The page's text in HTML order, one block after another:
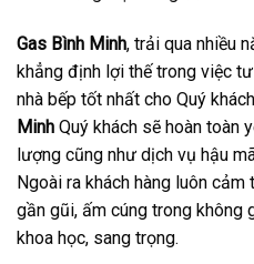
Gas Bình Minh, trải qua nhiều
khẳng định lợi thế trong việc
nhà bếp tốt nhất cho Quý
Minh Quý khách sẽ hoàn toàn
lượng cũng như dịch vụ hậu
Ngoài ra khách hàng luôn
gần gũi, ấm cúng trong không
khoa học, sang trọng.